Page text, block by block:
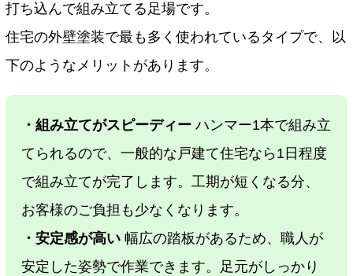
打ち込んで組み立てる足場です。
住宅の外壁塗装で最も多く使われているタイプで、以
下のようなメリットがあります。
・組み立てがスピーディー ハンマー1本で組み立
てられるので、一般的な戸建て住宅なら1日程度
で組み立てが完了します。工期が短くなる分、
お客様のご負担も少なくなります。
・安定感が高い 幅広の踏板があるため、職人が
安定した姿勢で作業できます。足元がしっかり